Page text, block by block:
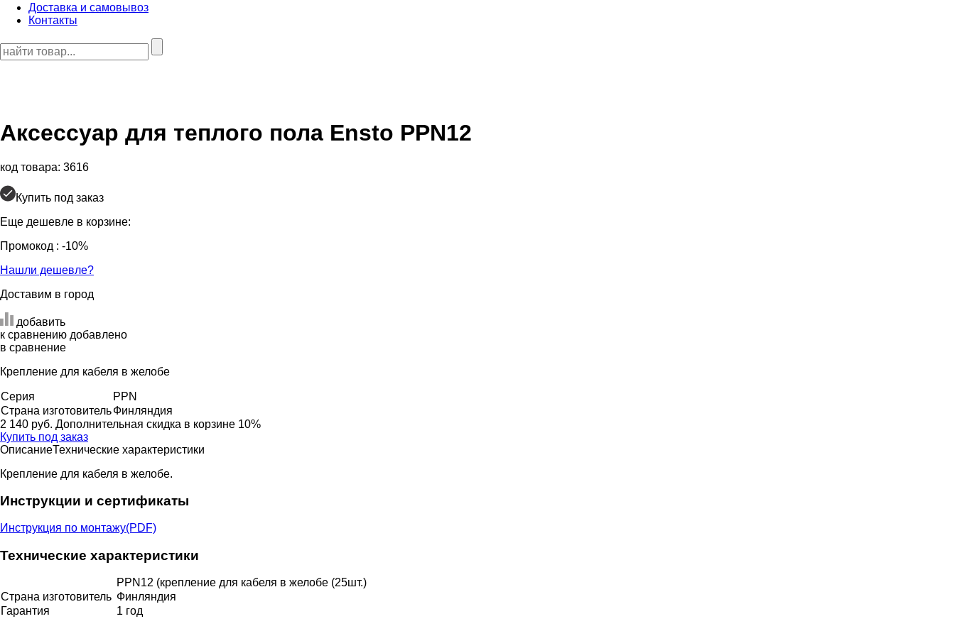
Доставка и самовывоз
Контакты
Аксессуар для теплого пола Ensto PPN12
код товара: 3616
Купить под заказ
Еще дешевле в корзине:
Промокод : -10%
Нашли дешевле?
Доставим в город
добавить
к сравнению добавлено
в сравнение
Крепление для кабеля в желобе
Серия
PPN
Страна изготовительФинляндия
2 140 руб. Дополнительная скидка в корзине 10%
Купить под заказ
ОписаниеТехнические характеристики
Крепление для кабеля в желобе.
Инструкции и сертификаты
Инструкция по монтажу(PDF)
Технические характеристики
PPN12 (крепление для кабеля в желобе (25шт.)
Страна изготовитель Финляндия
Гарантия
1 год